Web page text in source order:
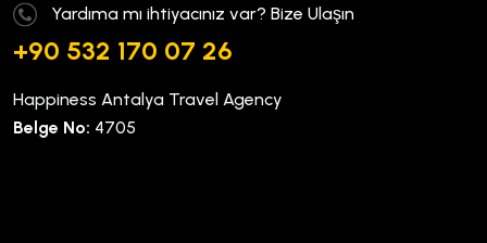
Yardıma mı ihtiyacınız var? Bize Ulaşın
+90 532 170 07 26
Happiness Antalya Travel Agency
Belge No: 4705